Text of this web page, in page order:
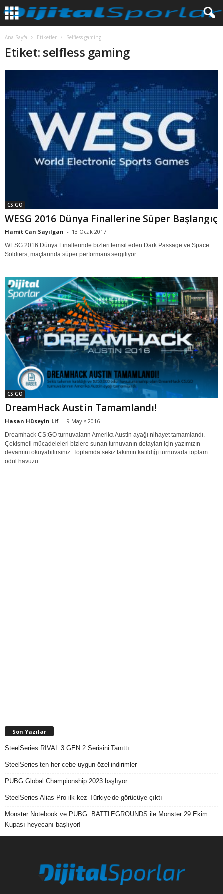
Ana Sayfa Etiketler Selfless gaming
Etiket: selfless gaming
CS:GO
WESG 2016 Dünya Finallerine Süper Başlangıç
Hamit Can Sayılgan - 13 Ocak 2017
WESG 2016 Dünya Finallerinde bizleri temsil eden Dark Passage ve Space
Soldiers, maçlarında süper performans sergiliyor.
CS:GO
DreamHack Austin Tamamlandı!
Hasan Hüseyin Lif - 9 Mayıs 2016
Dreamhack CS:GO turnuvaların Amerika Austin ayağı nihayet tamamlandı.
Çekişmeli mücadeleleri bizlere sunan turnuvanın detayları için yazımızın
devamını okuyabilirsiniz. Toplamda sekiz takımın katıldığı turnuvada toplam
ödül havuzu...
Son Yazılar
SteelSeries RIVAL 3 GEN 2 Serisini Tanıttı
SteelSeries’ten her cebe uygun özel indirimler
PUBG Global Championship 2023 başlıyor
SteelSeries Alias Pro ilk kez Türkiye’de görücüye çıktı
Monster Notebook ve PUBG: BATTLEGROUNDS ile Monster 29 Ekim
Kupası heyecanı başlıyor!